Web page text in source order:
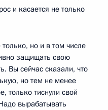
и касается не только
но и в том числе
защищать свою
Вы сейчас сказали, что
но тем не менее
только тиснули свой
вырабатывать